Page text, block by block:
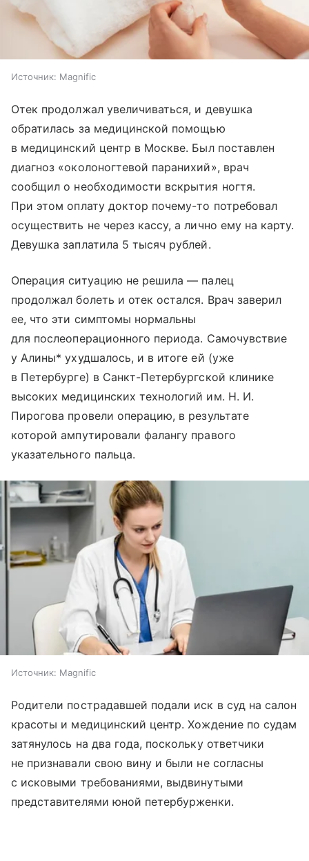
Источник: Magnific
Отек продолжал увеличиваться, и девушка
обратилась за медицинской помощью
в медицинский центр в Москве. Был поставлен
диагноз «околоногтевой паранихий», врач
сообщил о необходимости вскрытия ногтя.
При этом оплату доктор почему-то потребовал
осуществить не через кассу, а лично ему на карту.
Девушка заплатила 5 тысяч рублей.
Операция ситуацию не решила — палец
продолжал болеть и отек остался. Врач заверил
ее, что эти симптомы нормальны
для послеоперационного периода. Самочувствие
у Алины* ухудшалось, и в итоге ей (уже
в Петербурге) в Санкт-Петербургской клинике
высоких медицинских технологий им. Н. И.
Пирогова провели операцию, в результате
которой ампутировали фалангу правого
указательного пальца.
Источник: Magnific
Родители пострадавшей подали иск в суд на салон
красоты и медицинский центр. Хождение по судам
затянулось на два года, поскольку ответчики
не признавали свою вину и были не согласны
с исковыми требованиями, выдвинутыми
представителями юной петербурженки.